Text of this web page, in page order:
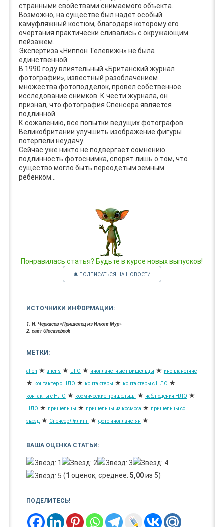
странными свойствами снимаемого объекта.
Возможно, на существе был надет особый
камуфляжный костюм, благодаря которому его
очертания практически сливались с окружающим
пейзажем.
Экспертиза «Ниппон Телевижн» не была
единственной.
В 1990 году влиятельный «Британский журнал
фотографии», известный разоблачением
множества фотоподделок, провел собственное
исследование снимков. К чести журнала, он
признал, что фотография Спенсера является
подлинной.
К сожалению, все попытки ведущих фотографов
Великобритании улучшить изображение фигуры
потерпели неудачу.
Сейчас уже никто не подвергает сомнению
подлинность фотоснимка, спорят лишь о том, что
существо могло быть переодетым земным
ребенком…
Понравилась статья? Будьте в курсе новых выпусков!
🔔 ПОДПИСАТЬСЯ НА НОВОСТИ
ИСТОЧНИКИ ИНФОРМАЦИИ:
1. И. Черкасов «Пришелец из Илкли Мур»
2. сайт Ufocasebook
МЕТКИ:
alien ★ aliens ★ UFO ★ инопланетные пришельцы ★ инопланетяне
★ контактер с НЛО ★ контактеры ★ контактеры с НЛО ★
контакты с НЛО ★ космические пришельцы ★ наблюдения НЛО ★
НЛО ★ пришельцы ★ пришельцы из космоса ★ пришельцы со
звезд ★ Спенсер Филипп ★ фото инопланетян ★
ВАША ОЦЕНКА СТАТЬИ:
(1 оценок, среднее: 5,00из 5)
ПОДЕЛИТЕСЬ!